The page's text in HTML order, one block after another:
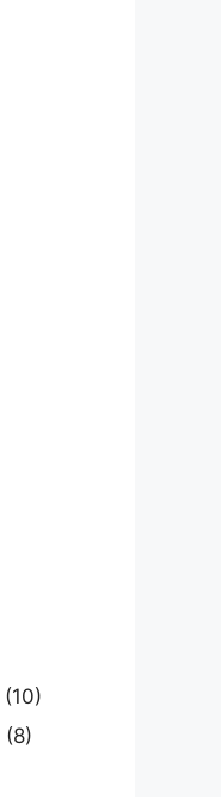
(10)
(8)